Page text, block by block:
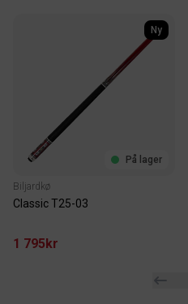
Ny
På lager
Biljardkø
Classic T25-03
1 795kr